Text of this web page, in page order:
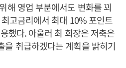
해 영업 부분에서도 변화를 꾀
고금리에서 최대 10% 포인트
했다. 아울러 최 회장은 저축은
을 취급하겠다는 계획을 밝히기